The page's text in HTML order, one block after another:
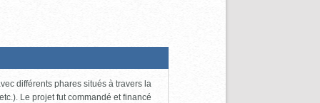
différents phares situés à travers la
Le projet fut commandé et financé